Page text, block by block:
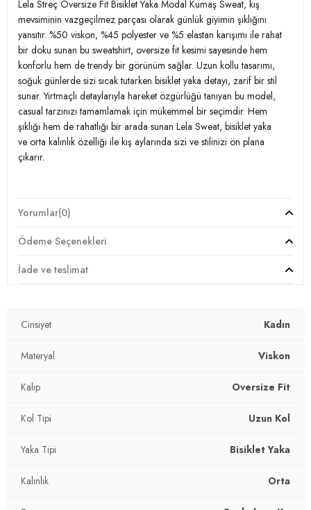
Lela Streç Oversize Fit Bisiklet Yaka Modal Kumaş Sweat, kış
mevsiminin vazgeçilmez parçası olarak günlük giyimin şıklığını
yansıtır. %50 viskon, %45 polyester ve %5 elastan karışımı ile rahat
bir doku sunan bu sweatshirt, oversize fit kesimi sayesinde hem
konforlu hem de trendy bir görünüm sağlar. Uzun kollu tasarımı,
soğuk günlerde sizi sıcak tutarken bisiklet yaka detayı, zarif bir stil
sunar. Yırtmaçlı detaylarıyla hareket özgürlüğü tanıyan bu model,
casual tarzınızı tamamlamak için mükemmel bir seçimdir. Hem
şıklığı hem de rahatlığı bir arada sunan Lela Sweat, bisiklet yaka
ve orta kalınlık özelliği ile kış aylarında sizi ve stilinizi ön plana
çıkarır.
Giyim Tarzı: Günlük/Casual
Mevsim: Kışlık
Yaka Tipi:
Kol Tipi:
Kalınlık:
Kalıp Bilgisi:
Yaş Grubu:
Detaylar:
Yorumlar(0)
Ödeme Seçenekleri
İade ve teslimat
Cinsiyet Kadın
Materyal Viskon
Kalıp Oversize Fit
Kol Tipi Uzun Kol
Yaka Tipi Bisiklet Yaka
Kalınlık Orta